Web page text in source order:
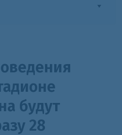
будут
28